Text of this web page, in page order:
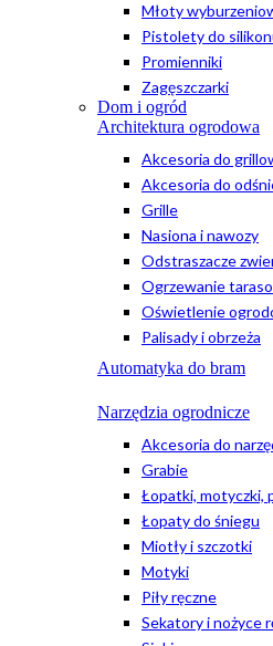
Młoty
Pistolety do
Promienniki
Zagęszczarki
Dom i ogród
Architektura ogrodowa
Akcesoria do
Akcesoria do
Grille
Nasiona i nawozy
Odstraszacze
Ogrzewanie
Oświetlenie
Palisady i obrzeża
Automatyka do bram
Narzędzia ogrodnicze
Akcesoria do
Grabie
Łopatki, motyczki,
Łopaty do śniegu
Miotły i szczotki
Motyki
Piły ręczne
Sekatory i nożyce